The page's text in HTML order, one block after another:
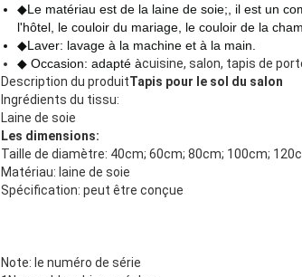
◆Le matériau est de la laine de soie; , il est un
l'hôtel, le couloir du mariage, le couloir de la
◆Laver: lavage à la machine et à la main.
◆ Occasion: adapté àcuisine, salon, tapis de
Description du produitTapis pour le sol du salon
Ingrédients du tissu:
Laine de soie
Les dimensions:
Taille de diamètre: 40cm; 60cm; 80cm; 100cm;
Matériau: laine de soie
Spécification: peut être conçue
Note: le numéro de série